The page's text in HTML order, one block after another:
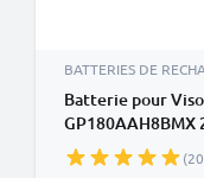
BATTERIES DE
Batterie pour
GP180AAH8BMX